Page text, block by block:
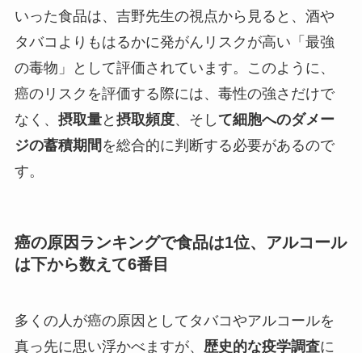
いった食品は、吉野先生の視点から見ると、酒や
タバコよりもはるかに発がんリスクが高い「最強
の毒物」として評価されています。このように、
癌のリスクを評価する際には、毒性の強さだけで
なく、 摂取量と 摂取頻度、そして細胞へのダメー
ジの蓄積期間 を総合的に判断する必要があるので
す。
癌の原因ランキングで食品は1位、アルコール
は下から数えて6番目
多くの人が癌の原因としてタバコやアルコールを
真っ先に思い浮かべますが、 歴史的な疫学調査に